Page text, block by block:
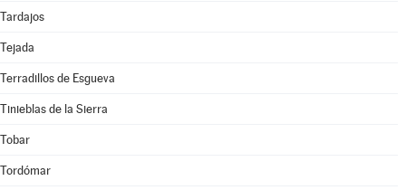
Tardajos
Tejada
Terradillos de Esgueva
Tinieblas de la Sierra
Tobar
Tordómar